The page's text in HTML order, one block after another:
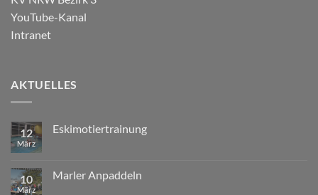
YouTube-Kanal
Intranet
AKTUELLES
12
März
Eskimotiertrainung
10
März
Marler Anpaddeln